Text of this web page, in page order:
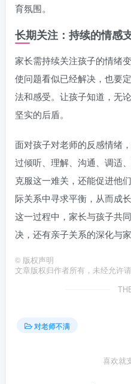
育氛围。
长期关注：持续的情感
家长需持续关注孩子的情绪
使问题看似已经解决，也要
法和感受。让孩子知道，无
坚实的后盾。
面对孩子对老师的反感情绪
过倾听、理解、沟通、调适
克服这一难关，还能促进他
际关系中寻求平衡，从而成
这一过程中，家长与孩子共
决，还有亲子关系的深化与
© 版权声明
文章版权归作者所有，未经允许请
对老师不满
喜欢就